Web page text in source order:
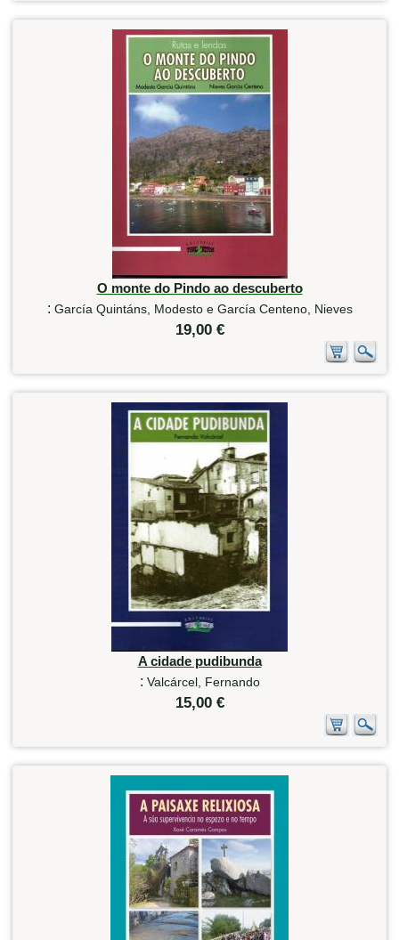
O monte do Pindo ao descuberto
: García Quintáns, Modesto e García Centeno, Nieves
19,00 €
A cidade pudibunda
: Valcárcel, Fernando
15,00 €